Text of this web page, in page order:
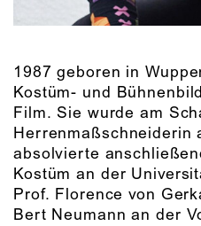
1987 geboren in
Kostüm- und
Film. Sie wurde am
Herrenmaßschneiderin
absolvierte
Kostüm an der
Prof. Florence von
Bert Neumann an der